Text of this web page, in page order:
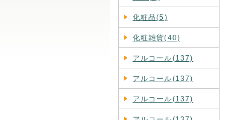
化粧品(5)
化粧雑貨(40)
アルコール(137)
アルコール(137)
アルコール(137)